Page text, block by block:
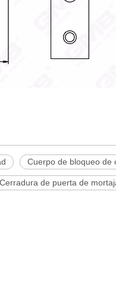
Cuerpo de bloqueo de
Cerradura de puerta de